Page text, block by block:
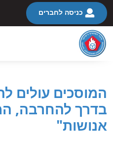
כניסה לחברים
המוסכים עולים
בדרך להחרבה,
אנושות"